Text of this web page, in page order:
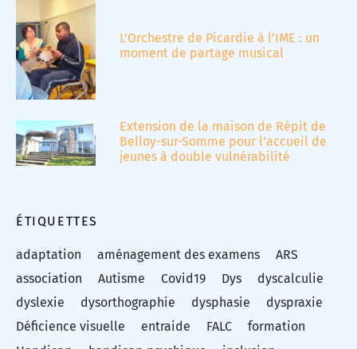
L’Orchestre de Picardie à l’IME : un
moment de partage musical
Extension de la maison de Répit de
Belloy-sur-Somme pour l’accueil de
jeunes à double vulnérabilité
ÉTIQUETTES
adaptation aménagement des examens
ARS
association
Autisme Covid19 Dys
dyscalculie
dyslexie
dysorthographie dysphasie
dyspraxie
Déficience visuelle
entraide FALC
formation